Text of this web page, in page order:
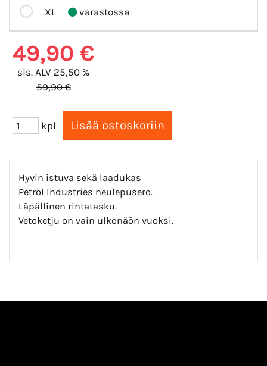
XL varastossa
49,90 €
sis. ALV 25,50 %
59,90 €
kpl
Hyvin istuva sekä laadukas
Petrol Industries neulepusero.
Läpällinen rintatasku.
Vetoketju on vain ulkonäön vuoksi.